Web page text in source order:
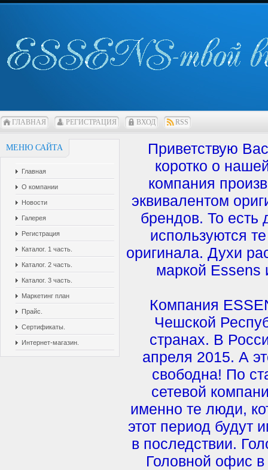
ГЛАВНАЯ РЕГИСТРАЦИЯ ВХОД RSS
МЕНЮ САЙТА
Главная
О компании
Новости
Галерея
Регистрация
Каталог. 1 часть.
Каталог. 2 часть.
Каталог. 3 часть.
Маркетинг план
Прайс.
Сертификаты.
Интернет-магазин.
Приветствую
коротко о
компания
эквивалентом
брендов. То есть
используются
оригинала. Духи
маркой Essens
Компания
Чешской
странах. В
апреля 2015. А
свободна! По
сетевой
именно те люди,
этот период будут
в последствии.
Головной офис в